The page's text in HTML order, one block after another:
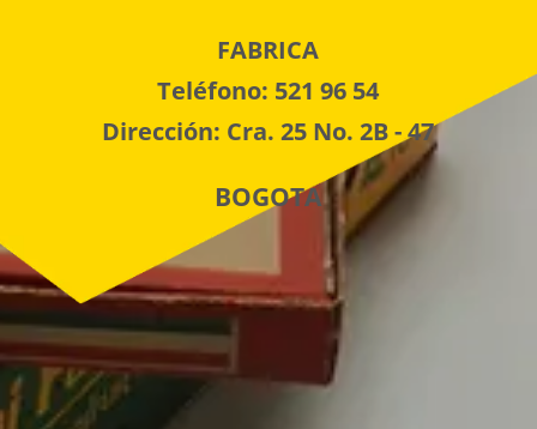
FABRICA
Teléfono: 521 96 54
Dirección: Cra. 25 No. 2B - 47
BOGOTA